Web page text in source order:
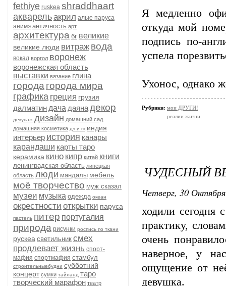
fethiye ruskea shraddhaart
акварельакрил алые паруса
анимэ античность арт
архитектура бг великие
великие люди витраж вода
вокал воргол воронеж
воронежская область
выставки вязание глина
города города мира
графика греция грузия
далматин дача даянадекор
декупаж дизайн домашний сад
домашняя косметика дч и гк индия
интерьер история канары
карандаши карты таро
керамика кино кипр китай книги
ленинградская область липецкая
область люди мандалы мебель
моё творчество муж сказал
музеи музыка одежда океан
окрестности открытки паруса
пастель питер португалия
природа рисунки роспись по ткани
рускеа светильник смех
продлевает жизнь спорт-
мафия спортмафия стамбул
строительныебудни субботний
концерт сумки тайланд таро
творческий марафон театр
Я медленно
откуда мой
подпись по-
успела
Ухонос, однако
Рубрики: мои ДРУГИ!
реалии жизни
ЧУДЕСНЫЙ
Четверг, 30
ходили сегодня
практику,
очень
наверное, у
ощущение от
девушка.